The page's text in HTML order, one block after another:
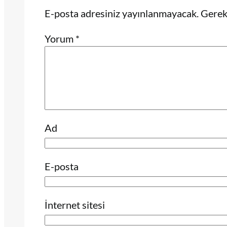
E-posta adresiniz yayınlanmayacak.
Yorum *
Ad
E-posta
İnternet sitesi